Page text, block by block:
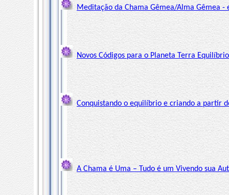
Meditação da Chama Gêmea/Alma Gêmea -
Novos Códigos para o Planeta Terra
Conquistando o equilíbrio e criando a partir
A Chama é Uma – Tudo é um Vivendo sua